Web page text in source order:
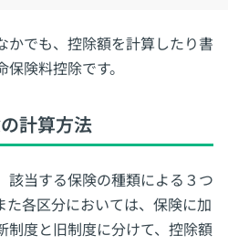
かでも、控除額を計算したり書
険料控除です。
計算方法
該当する保険の種類による３つ
た各区分においては、保険に加
制度と旧制度に分けて、控除額